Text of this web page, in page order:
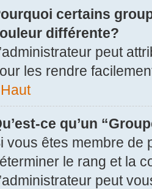
certains
différente?
peut
les rendre
Haut
ce qu’un
vous êtes membre de
le rang et la
peut